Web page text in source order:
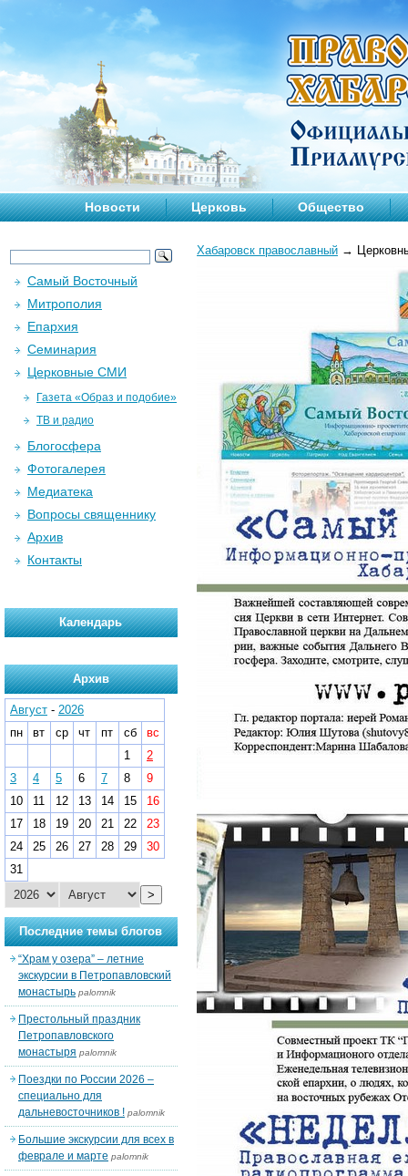
Новости Церковь Общество
Хабаровск православный →
Самый Восточный
Митрополия
Епархия
Семинария
Церковные СМИ
Газета «Образ и подобие»
ТВ и радио
Блогосфера
Фотогалерея
Медиатека
Вопросы священнику
Архив
Контакты
Календарь
Архив
Август - 2026
пн
вт ср чт пт сб
вс
1
2
3
4 5 6 7 8
9
10
11 12 13 14 15
16
17
18 19 20 21 22
23
24
25 26 27 28 29
30
31
>
Последние темы блогов
“Храм у озера” – летние
экскурсии в Петропавловский
монастырь palomnik
Престольный праздник
Петропавловского
монастыря palomnik
Поездки по России 2026 –
специально для
дальневосточников ! palomnik
Большие экскурсии для всех в
феврале и марте palomnik